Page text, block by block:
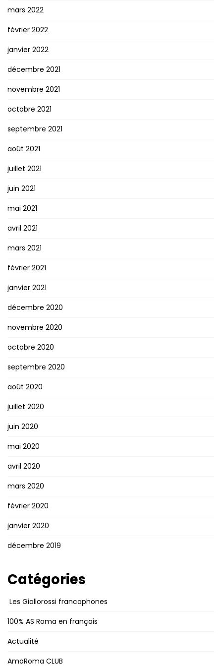
mars 2022
février 2022
janvier 2022
décembre 2021
novembre 2021
octobre 2021
septembre 2021
août 2021
juillet 2021
juin 2021
mai 2021
avril 2021
mars 2021
février 2021
janvier 2021
décembre 2020
novembre 2020
octobre 2020
septembre 2020
août 2020
juillet 2020
juin 2020
mai 2020
avril 2020
mars 2020
février 2020
janvier 2020
décembre 2019
Catégories
Les Giallorossi francophones
100% AS Roma en français
Actualité
AmoRoma CLUB